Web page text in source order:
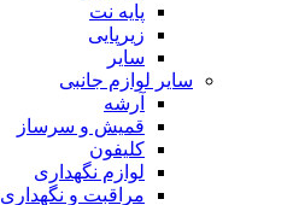
پایه نت
زیرپایی
سایر
سایر لوازم جانبی
آرشه
قمیش و سرساز
کلیفون
لوازم نگهداری
مراقبت و نگهداری